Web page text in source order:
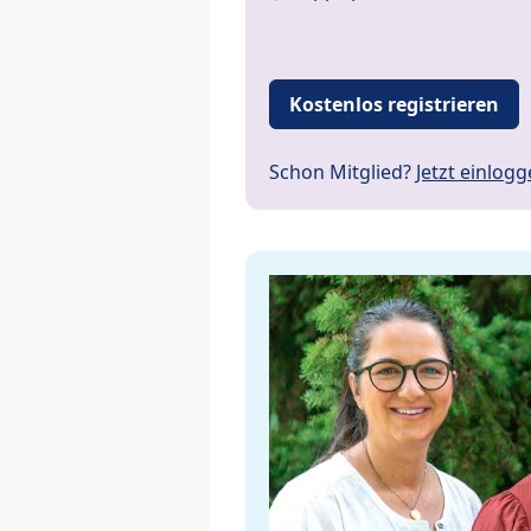
Kostenlos registrieren
Schon Mitglied? Jetzt